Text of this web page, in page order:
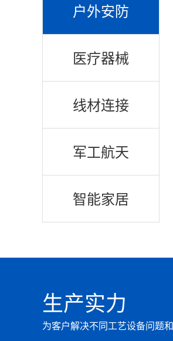
户外安防
医疗器械
线材连接
军工航天
智能家居
生产实力
为客户解决不同工艺设备问题